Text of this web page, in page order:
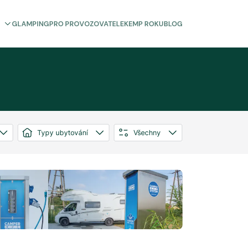
GLAMPINGPRO PROVOZOVATELEKEMP ROKUBLOG
Typy ubytování Všechny